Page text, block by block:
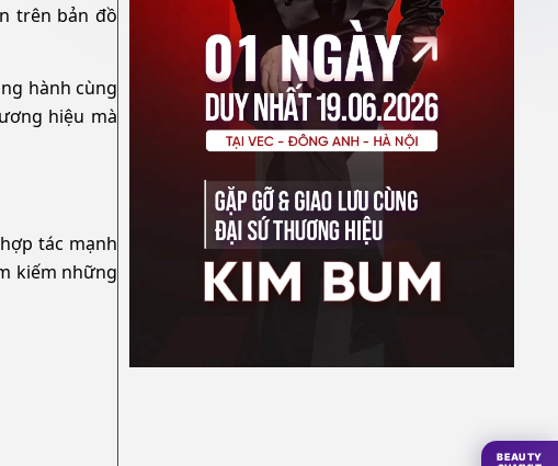
trên bản đồ
hành cùng
hiệu mà
tác mạnh
kiếm những
BEAUTY